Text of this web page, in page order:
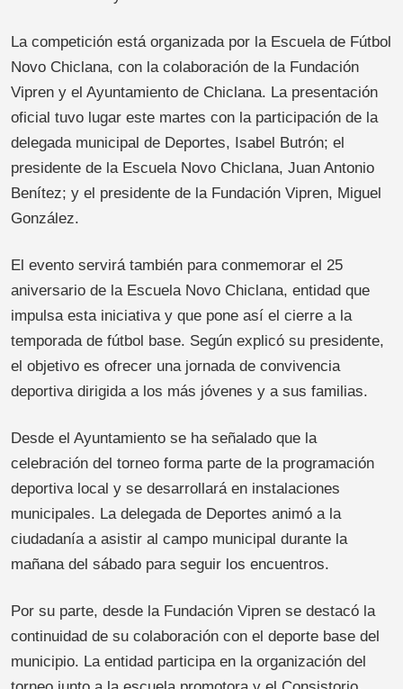
La competición está organizada por la Escuela de Fútbol
Novo Chiclana, con la colaboración de la Fundación
Vipren y el Ayuntamiento de Chiclana. La presentación
oficial tuvo lugar este martes con la participación de la
delegada municipal de Deportes, Isabel Butrón; el
presidente de la Escuela Novo Chiclana, Juan Antonio
Benítez; y el presidente de la Fundación Vipren, Miguel
González.
El evento servirá también para conmemorar el 25
aniversario de la Escuela Novo Chiclana, entidad que
impulsa esta iniciativa y que pone así el cierre a la
temporada de fútbol base. Según explicó su presidente,
el objetivo es ofrecer una jornada de convivencia
deportiva dirigida a los más jóvenes y a sus familias.
Desde el Ayuntamiento se ha señalado que la
celebración del torneo forma parte de la programación
deportiva local y se desarrollará en instalaciones
municipales. La delegada de Deportes animó a la
ciudadanía a asistir al campo municipal durante la
mañana del sábado para seguir los encuentros.
Por su parte, desde la Fundación Vipren se destacó la
continuidad de su colaboración con el deporte base del
municipio. La entidad participa en la organización del